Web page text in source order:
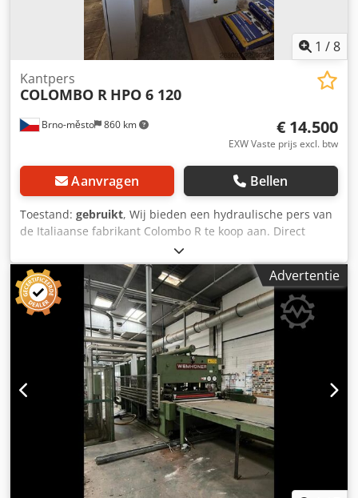
BTW/marge: BTW verrekenbaar voor ondernemers
Levering en inruil altijd mogelijk van alles in de industriële
sectoren Yorick Diebels
1 /8
Brno-město 860 km
Kantpers
COLOMBO R HPO 6 120
€ 14.500
EXW Vaste prijs excl. btw
Aanvragen Bellen
Toestand: gebruikt, Wij bieden een hydraulische pers van
de Italiaanse fabrikant Colombo R te koop aan. Direct
leverbaar. Dksdpezry Rwofx Anrjr
Advertentie